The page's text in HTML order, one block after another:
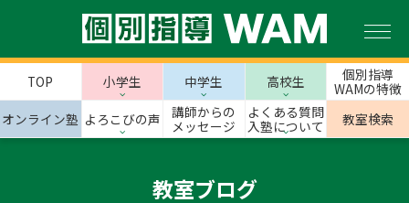
TOP 小学生 中学生 高校生
個別指導
WAMの特徴
オンライン塾 よろこびの声
講師からの
メッセージ
よくある質問
入塾について
教室検索
教室ブログ